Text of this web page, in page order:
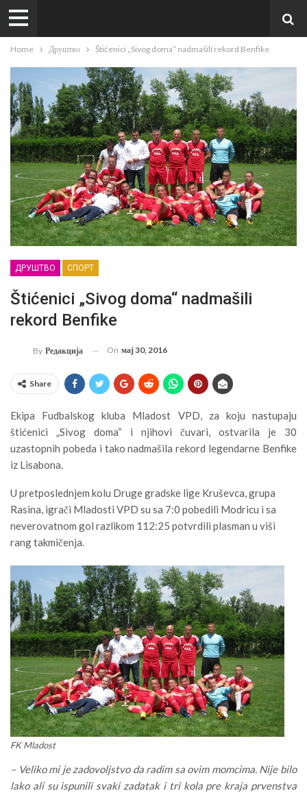
Home Друштво Štićenici „Sivog doma“ nadmašili rekord Benfike
ДРУШТВО СПОРТ
Štićenici „Sivog doma“ nadmašili
rekord Benfike
By Редакција On мај 30, 2016
Share
Ekipa Fudbalskog kluba Mladost VPD, za koju nastupaju
štićenici „Sivog doma“ i njihovi čuvari, ostvarila je 30
uzastopnih pobeda i tako nadmašila rekord legendarne Benfike
iz Lisabona.
U pretposlednjem kolu Druge gradske lige Kruševca, grupa
Rasina, igrači Mladosti VPD su sa 7:0 pobedili Modricu i sa
neverovatnom gol razlikom 112:25 potvrdili plasman u viši
rang takmičenja.
FK Mladost
– Veliko mi je zadovoljstvo da radim sa ovim momcima. Nije bilo
lako ali su ispunili svaki zadatak i tri kola pre kraja prvenstva